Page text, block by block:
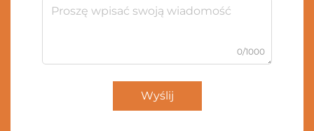
0/1000
Wyślij